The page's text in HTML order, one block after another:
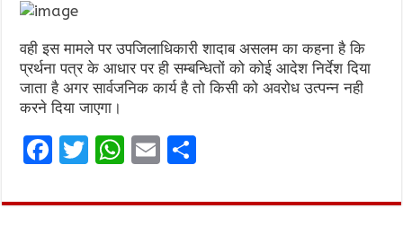
वही इस मामले पर उपजिलाधिकारी शादाब असलम का कहना है कि
प्रर्थना पत्र के आधार पर ही सम्बन्धितों को कोई आदेश निर्देश दिया
जाता है अगर सार्वजनिक कार्य है तो किसी को अवरोध उत्पन्न नही
करने दिया जाएगा।
F
ce
T
it
W
at
E
ai ar